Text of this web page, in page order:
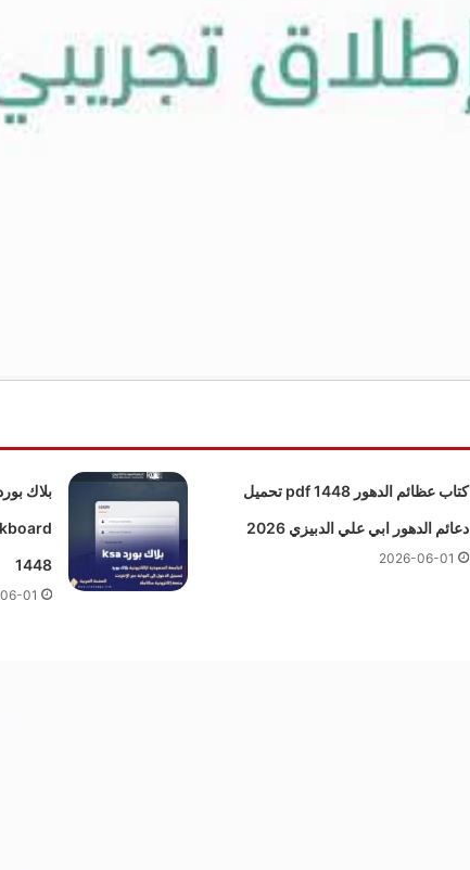
كتاب عظائم الدهور pdf 1448 تحميل
دعائم الدهور ابي علي الدبيزي 2026
2026-06-01
بلاك
1448
01